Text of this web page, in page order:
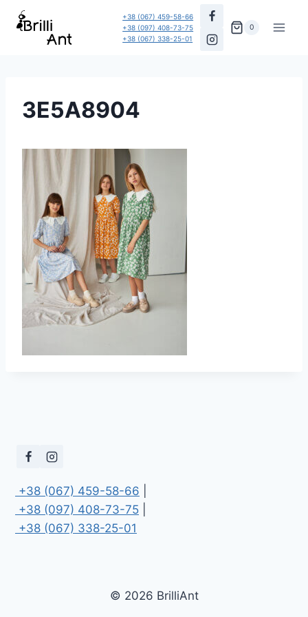
Перейти
+38 (067) 459-58-66
+38 (097) 408-73-75
+38 (067) 338-25-01
0
3E5A8904
+38 (067) 459-58-66
+38 (097) 408-73-75
+38 (067) 338-25-01
© 2026 BrilliAnt